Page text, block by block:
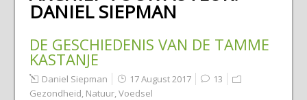
DANIEL SIEPMAN
DE GESCHIEDENIS VAN DE TAMME
KASTANJE
Daniel Siepman 17 August 2017
13
Gezondheid, Natuur,Voedsel